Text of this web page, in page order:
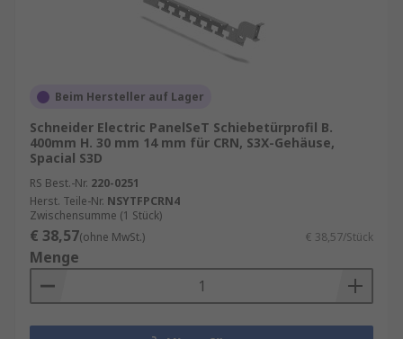
Beim Hersteller auf Lager
Schneider Electric PanelSeT Schiebetürprofil B.
400mm H. 30 mm 14 mm für CRN, S3X-Gehäuse,
Spacial S3D
RS Best.-Nr. 220-0251
Herst. Teile-Nr. NSYTFPCRN4
Zwischensumme (1 Stück)
€ 38,57(ohne MwSt.) € 38,57/Stück
Menge